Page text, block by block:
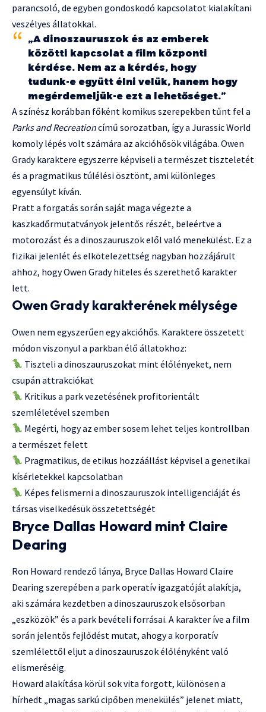
parancsoló, de egyben gondoskodó kapcsolatot kialakítani
veszélyes állatokkal.
„A dinoszauruszok és az emberek
közötti kapcsolat a film központi
kérdése. Nem az a kérdés, hogy
tudunk-e együtt élni velük, hanem hogy
megérdemeljük-e ezt a lehetőséget.”
A színész korábban főként komikus szerepekben tűnt fel a
Parks and Recreationcímű sorozatban, így a Jurassic World
komoly lépés volt számára az akcióhősök világába. Owen
Grady karaktere egyszerre képviseli a természet tiszteletét
és a pragmatikus túlélési ösztönt, ami különleges
egyensúlyt kíván.
Pratt a forgatás során saját maga végezte a
kaszkadőrmutatványok jelentős részét, beleértve a
motorozást és a dinoszauruszok elől való menekülést. Ez a
fizikai jelenlét és elkötelezettség nagyban hozzájárult
ahhoz, hogy Owen Grady hiteles és szerethető karakter
lett.
Owen Grady karakterének mélysége
Owen nem egyszerűen egy akcióhős. Karaktere összetett
módon viszonyul a parkban élő állatokhoz:
Tiszteli a dinoszauruszokat mint élőlényeket, nem
csupán attrakciókat
Kritikus a park vezetésének profitorientált
szemléletével szemben
Megérti, hogy az ember sosem lehet teljes kontrollban
a természet felett
Pragmatikus, de etikus hozzáállást képvisel a genetikai
kísérletekkel kapcsolatban
Képes felismerni a dinoszauruszok intelligenciáját és
társas viselkedésük összetettségét
Bryce Dallas Howard mint Claire
Dearing
Ron Howard rendező lánya, Bryce Dallas Howard Claire
Dearing szerepében a park operatív igazgatóját alakítja,
aki számára kezdetben a dinoszauruszok elsősorban
„eszközök” és a park bevételi forrásai. A karakter íve a film
során jelentős fejlődést mutat, ahogy a korporatív
szemlélettől eljut a dinoszauruszok élőlényként való
elismeréséig.
Howard alakítása körül sok vita forgott, különösen a
hírhedt „magas sarkú cipőben menekülés” jelenet miatt,